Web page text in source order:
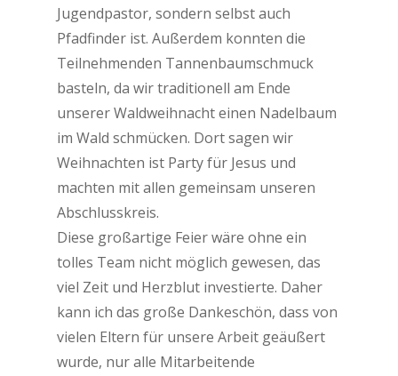
Jugendpastor, sondern selbst auch
Pfadfinder ist. Außerdem konnten die
Teilnehmenden Tannenbaumschmuck
basteln, da wir traditionell am Ende
unserer Waldweihnacht einen Nadelbaum
im Wald schmücken. Dort sagen wir
Weihnachten ist Party für Jesus und
machten mit allen gemeinsam unseren
Abschlusskreis.
Diese großartige Feier wäre ohne ein
tolles Team nicht möglich gewesen, das
viel Zeit und Herzblut investierte. Daher
kann ich das große Dankeschön, dass von
vielen Eltern für unsere Arbeit geäußert
wurde, nur alle Mitarbeitende